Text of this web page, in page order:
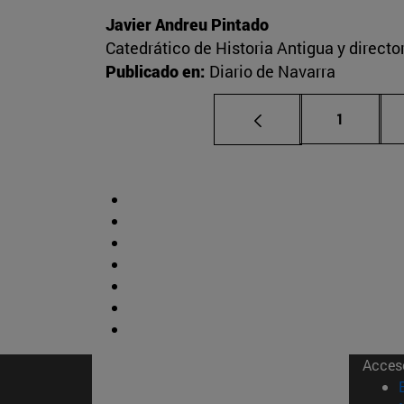
Javier Andreu Pintado
Catedrático de Historia Antigua y
Publicado en: Diario de Navarra
Página
1